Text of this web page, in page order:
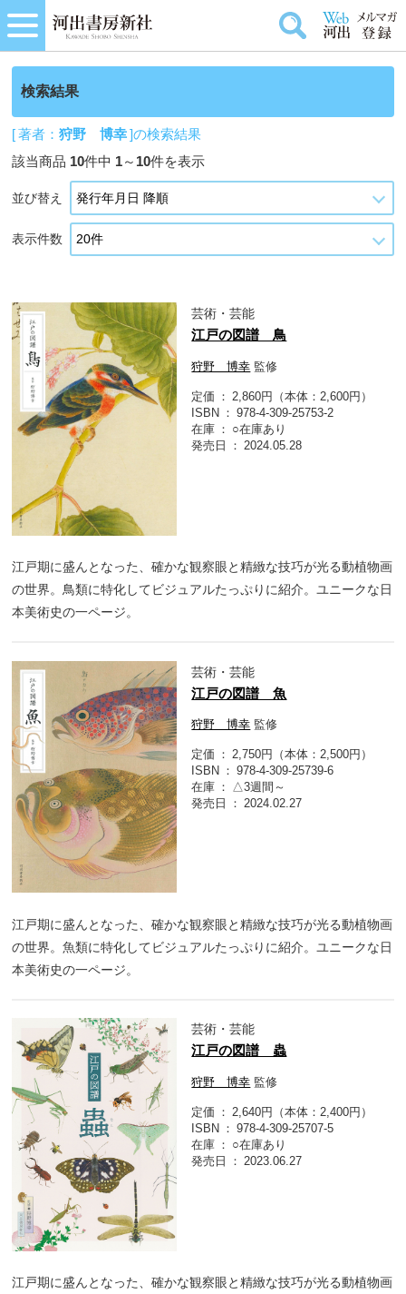
検索結果
[ 著者：狩野 博幸]の検索結果
該当商品 10件中 1～ 10件を表示
並び替え
表示件数
芸術・芸能
江戸の図譜 鳥
狩野 博幸 監修
定価
2,860円（本体：2,600円）
ISBN
978-4-309-25753-2
在庫
○在庫あり
発売日
2024.05.28
江戸期に盛んとなった、確かな観察眼と精緻な技巧が光る動植物画
の世界。鳥類に特化してビジュアルたっぷりに紹介。ユニークな日
本美術史の一ページ。
芸術・芸能
江戸の図譜 魚
狩野 博幸 監修
定価
2,750円（本体：2,500円）
ISBN
978-4-309-25739-6
在庫
△3週間～
発売日
2024.02.27
江戸期に盛んとなった、確かな観察眼と精緻な技巧が光る動植物画
の世界。魚類に特化してビジュアルたっぷりに紹介。ユニークな日
本美術史の一ページ。
芸術・芸能
江戸の図譜 蟲
狩野 博幸 監修
定価
2,640円（本体：2,400円）
ISBN
978-4-309-25707-5
在庫
○在庫あり
発売日
2023.06.27
江戸期に盛んとなった、確かな観察眼と精緻な技巧が光る動植物画